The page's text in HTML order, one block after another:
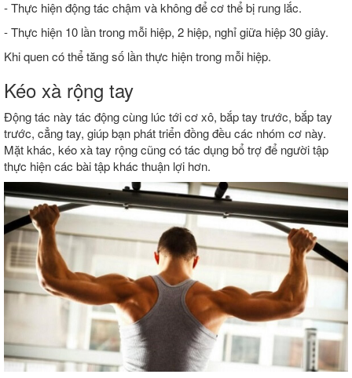
- Thực hiện động tác chậm và không để cơ thể bị rung lắc.
- Thực hiện 10 lần trong mỗi hiệp, 2 hiệp, nghỉ giữa hiệp 30 giây.
Khi quen có thể tăng số lần thực hiện trong mỗi hiệp.
Kéo xà rộng tay
Động tác này tác động cùng lúc tới cơ xô, bắp tay trước, bắp tay
trước, cẳng tay, giúp bạn phát triển đồng đều các nhóm cơ này.
Mặt khác, kéo xà tay rộng cũng có tác dụng bổ trợ để người tập
thực hiện các bài tập khác thuận lợi hơn.